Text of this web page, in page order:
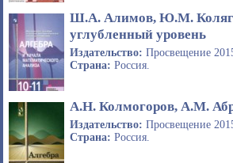
Ш.А. Алимов, Ю.М.
углубленный уровень
Издательство: Просвещение
Страна: Россия.
А.Н. Колмогоров, А.М.
Издательство: Просвещение
Страна: Россия.